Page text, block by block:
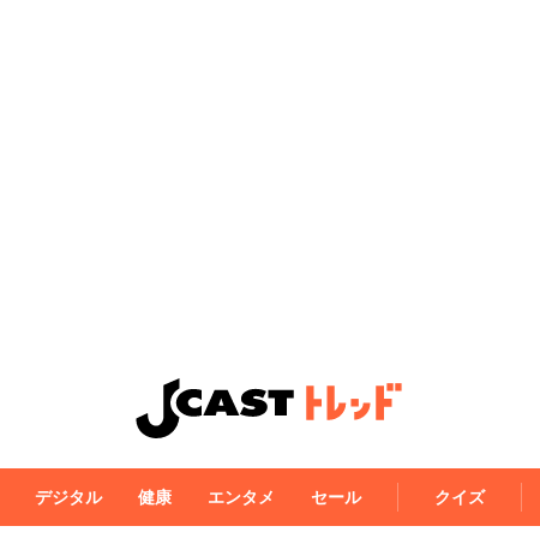
デジタル 健康 エンタメ セール クイズ